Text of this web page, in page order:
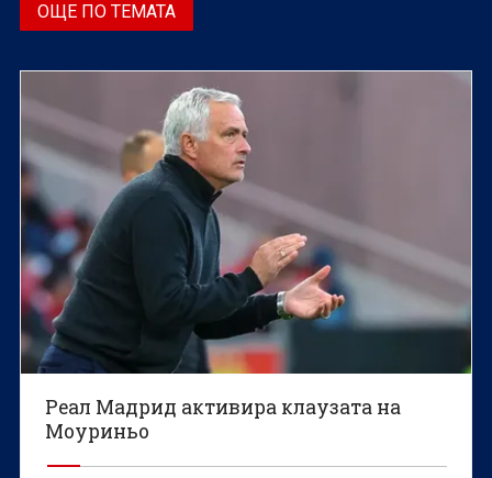
ОЩЕ ПО ТЕМАТА
Реал Мадрид активира клаузата на
Моуриньо